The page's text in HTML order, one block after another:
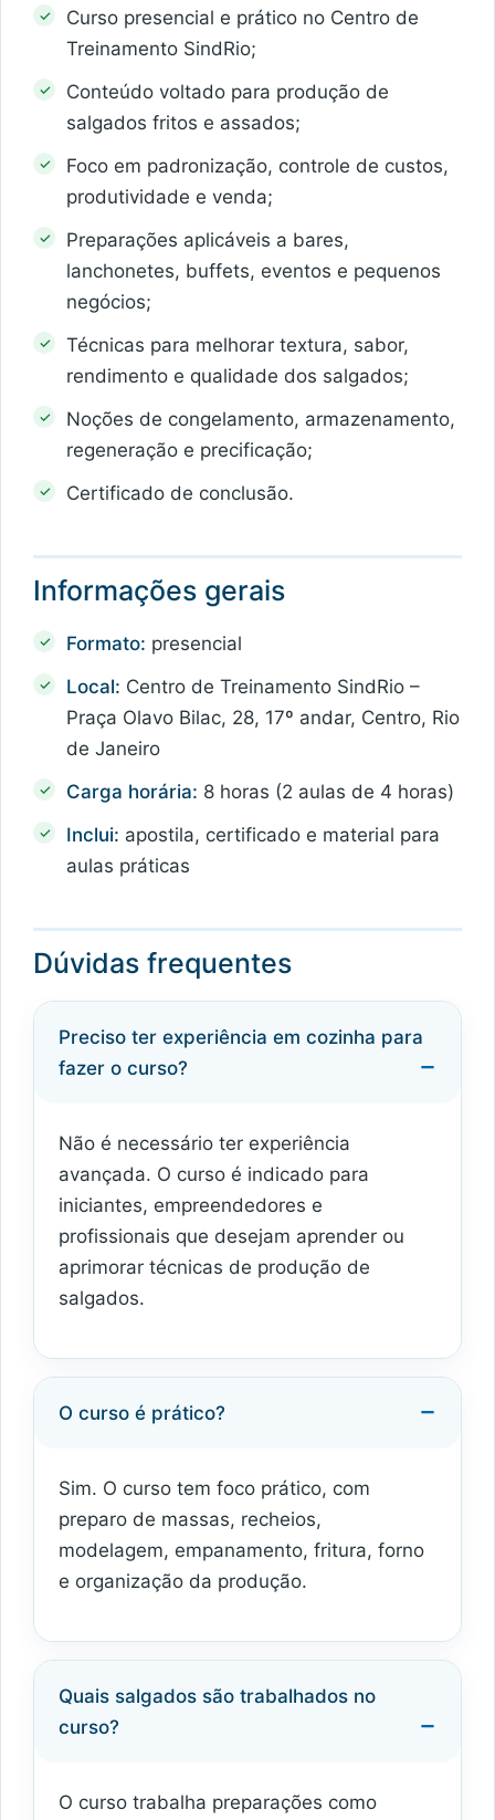
Curso presencial e prático no Centro de
Treinamento SindRio;
Conteúdo voltado para produção de
salgados fritos e assados;
Foco em padronização, controle de custos,
produtividade e venda;
Preparações aplicáveis a bares,
lanchonetes, buffets, eventos e pequenos
negócios;
Técnicas para melhorar textura, sabor,
rendimento e qualidade dos salgados;
Noções de congelamento, armazenamento,
regeneração e precificação;
Certificado de conclusão.
Informações gerais
Formato: presencial
Local: Centro de Treinamento SindRio –
Praça Olavo Bilac, 28, 17º andar, Centro, Rio
de Janeiro
Carga horária: 8 horas (2 aulas de 4 horas)
Inclui: apostila, certificado e material para
aulas práticas
Dúvidas frequentes
Preciso ter experiência em cozinha para
fazer o curso?
Não é necessário ter experiência
avançada. O curso é indicado para
iniciantes, empreendedores e
profissionais que desejam aprender ou
aprimorar técnicas de produção de
salgados.
O curso é prático?
Sim. O curso tem foco prático, com
preparo de massas, recheios,
modelagem, empanamento, fritura, forno
e organização da produção.
Quais salgados são trabalhados no
curso?
O curso trabalha preparações como